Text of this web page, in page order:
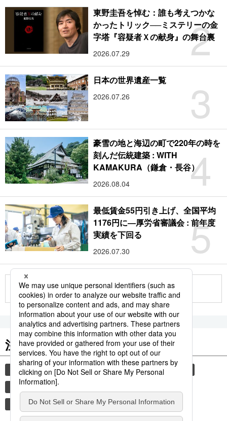
2
東野圭吾を悼む：誰も考えつかな
かったトリック──ミステリーの金
字塔『容疑者Ｘの献身』の舞台裏
2026.07.29
3
日本の世界遺産一覧
2026.07.26
4
豪雪の地と海辺の町で220年の時を
刻んだ伝統建築 : WITH
KAMAKURA（鎌倉・長谷）
2026.08.04
5
最低賃金55円引き上げ、全国平均
1176円に―厚労省審議会 : 前年度
実績を下回る
2026.07.30
もっと見る
注目のキーワード
共同通信ニュース 気象・災害 災害
自然災害
厚生労働省